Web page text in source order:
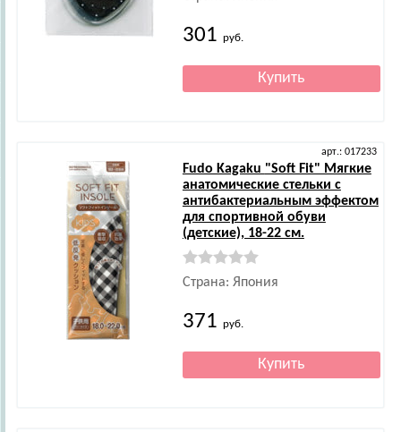
301 руб.
арт.: 017233
Fudo Kagaku "Soft Fit" Мягкие
анатомические стельки с
антибактериальным эффектом
для спортивной обуви
(детские), 18-22 см.
Страна: Япония
371 руб.